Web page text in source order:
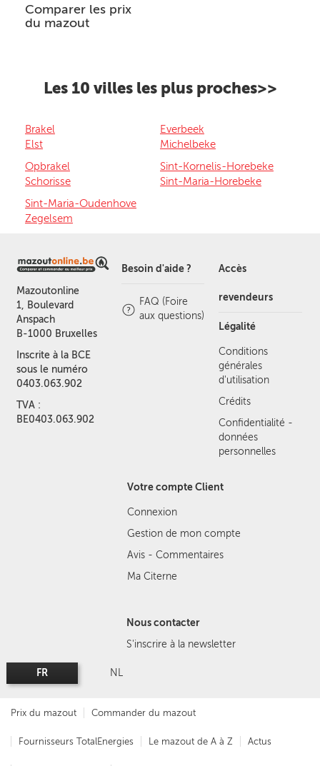
Comparer les prix
du mazout
Les 10 villes les plus proches>>
Brakel
Elst
Everbeek
Michelbeke
Opbrakel
Schorisse
Sint-Kornelis-Horebeke
Sint-Maria-Horebeke
Sint-Maria-Oudenhove
Zegelsem
Mazoutonline
1, Boulevard
Anspach
B-1000 Bruxelles
Inscrite à la BCE
sous le numéro
0403.063.902
TVA :
BE0403.063.902
Besoin d'aide ?
FAQ (Foire
aux questions)
Accès
revendeurs
Légalité
Conditions
générales
d'utilisation
Crédits
Confidentialité -
données
personnelles
Votre compte Client
Connexion
Gestion de mon compte
Avis - Commentaires
Ma Citerne
Nous contacter
S'inscrire à la newsletter
FR NL
Prix du mazout Commander du mazout
Fournisseurs TotalEnergies Le mazout de A à Z Actus